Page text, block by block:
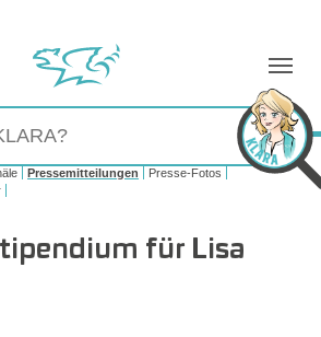
Pressemitteilungen
Presse-Fotos
für Lisa